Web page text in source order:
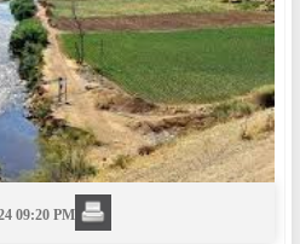
09:20 PM